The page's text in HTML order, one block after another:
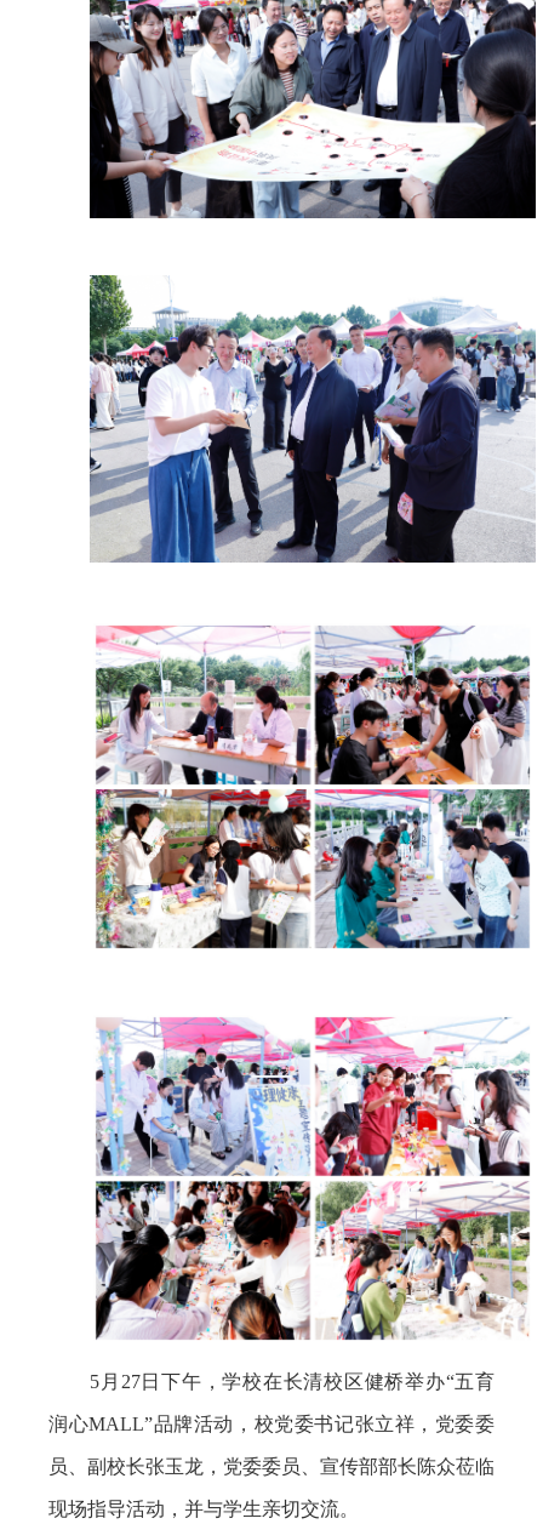
5 月 27日下午，学校在长清校区健桥举办“五育
润心MALL”品牌活动，校党委书记张立祥，党委委
员、副校长张玉龙，党委委员、宣传部部长陈众莅临
现场指导活动，并与学生亲切交流。